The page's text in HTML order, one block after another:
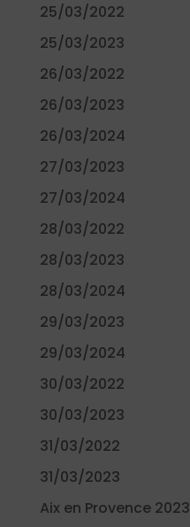
25/03/2022
25/03/2023
26/03/2022
26/03/2023
26/03/2024
27/03/2023
27/03/2024
28/03/2022
28/03/2023
28/03/2024
29/03/2023
29/03/2024
30/03/2022
30/03/2023
31/03/2022
31/03/2023
Aix en Provence 2023